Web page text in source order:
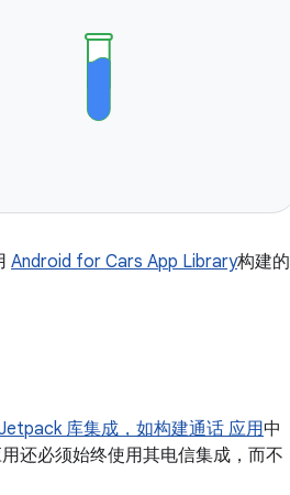
Android for Cars App Library构建的
库集成，如构建通话 应用中
还必须始终使用其电信集成，而不